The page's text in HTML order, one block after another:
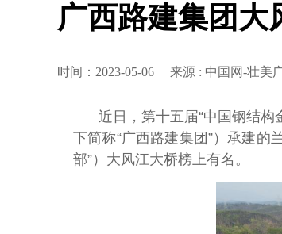
广西路建集团大
时间：2023-05-06 来源 : 中国网-壮美
近日，第十五届“中国钢结
下简称“广西路建集团”）承建
部”）大风江大桥榜上有名。